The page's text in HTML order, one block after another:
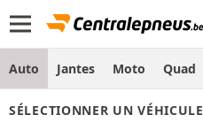
Auto Jantes Moto Quad
SÉLECTIONNER UN VÉHICULE